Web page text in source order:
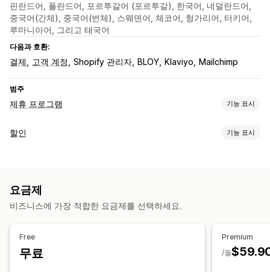
핀란드어, 폴란드어, 포르투갈어 (포르투갈), 한국어, 네덜란드어,
중국어(간체), 중국어(번체), 스웨덴어, 체코어, 헝가리어, 터키어,
루마니아어, 그리고 태국어
다음과 호환:
결제 고객 계정 Shopify 관리자 BLOY Klaviyo Mailchimp
범주
제휴 프로그램 기능 표시
커미션 옵션
추천 관리
성과 추적
제휴 링크 분석 자동 추적 링크 대량 생성
제품 추적
제휴 경험
할인 기능 표시
균일 할인
구독 상향 판매 할인 교차 판매 할인 사용자 지정 할인
사용자 지정 코드
추적
보고 API 및 Webhook
요금제
비즈니스에 가장 적합한 요금제를 선택하세요.
Free
무료
Premium
/월